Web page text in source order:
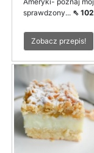
sprawdzony... ⇖ 102
Zobacz przepis!